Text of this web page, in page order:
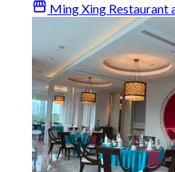
Ming Xing Restaurant